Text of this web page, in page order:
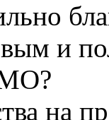
и
на